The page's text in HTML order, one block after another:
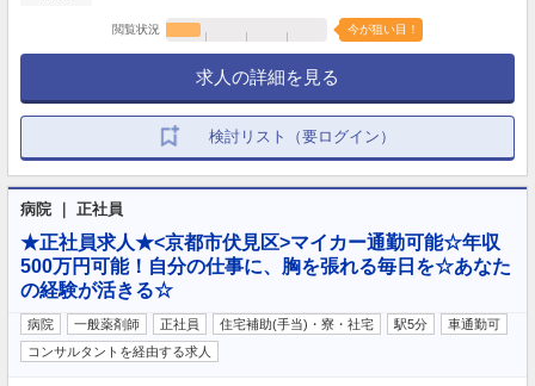
閲覧状況 今が狙い目！
求人の詳細を見る
検討リスト（要ログイン）
病院 ｜ 正社員
★正社員求人★<京都市伏見区>マイカー通勤可能☆年収
500万円可能！自分の仕事に、胸を張れる毎日を☆あなた
の経験が活きる☆
病院 一般薬剤師 正社員 住宅補助(手当)・寮・社宅 駅5分
車通勤可
コンサルタントを経由する求人